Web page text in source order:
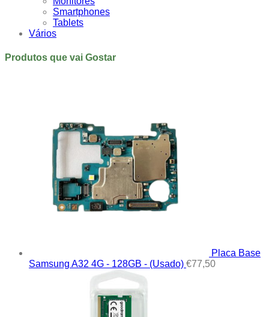
Smartphones
Tablets
Vários
Produtos que vai Gostar
Placa Base
Samsung A32 4G - 128GB - (Usado) €77,50